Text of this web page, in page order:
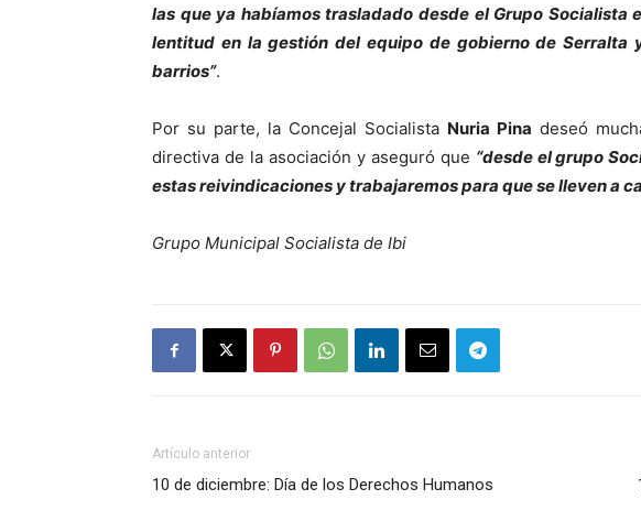
las que ya habíamos trasladado desde el Grupo Socialista
lentitud en la gestión del equipo de gobierno de Serralta
barrios”.
Por su parte, la Concejal Socialista Nuria Pina deseó
directiva de la asociación y aseguró que “desde el grupo
estas reivindicaciones y trabajaremos para que se lleven a
Grupo Municipal Socialista de Ibi
Artículo anterior
10 de diciembre: Día de los Derechos Humanos